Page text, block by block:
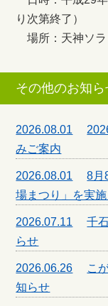
り次第終了）
場所：天神ソラ
その他のお知ら
2026.08.01
みご案内
2026.08.01
8月
場まつり」を実
2026.07.11
千
らせ
2026.06.26
こ
知らせ